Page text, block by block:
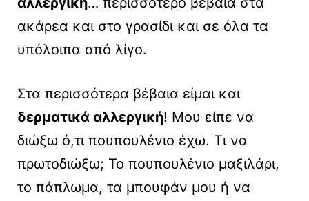
ακάρεα και στο γρασίδι και σε όλα τα
υπόλοιπα από λίγο.
Στα περισσότερα βέβαια είμαι και
δερματικά αλλεργική! Μου είπε να
διώξω ό,τι πουπουλένιο έχω. Τι να
πρωτοδιώξω; Το πουπουλένιο μαξιλάρι,
το πάπλωμα, τα μπουφάν μου ή να